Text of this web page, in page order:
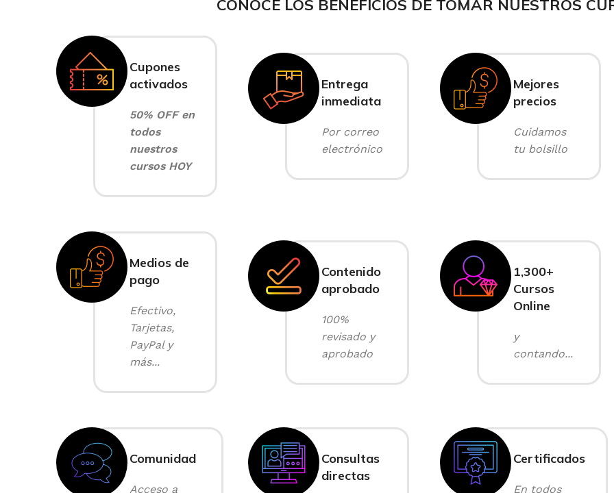
CONOCE LOS BENEFICIOS DE TOMAR NUESTROS
Cupones
activados
50% OFF en
todos
nuestros
cursos HOY
Entrega
inmediata
Por correo
electrónico
Mejores
precios
Cuidamos
tu bolsillo
Medios de
pago
Efectivo,
Tarjetas,
PayPal y
más...
Contenido
aprobado
100%
revisado y
aprobado
1,300+
Cursos
Online
y
contando...
Comunidad
Acceso a
Consultas
directas
Certificados
En todos